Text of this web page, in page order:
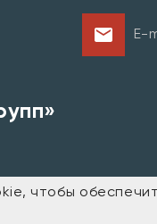
51 А/9, стр.1, этаж
E-
чтобы